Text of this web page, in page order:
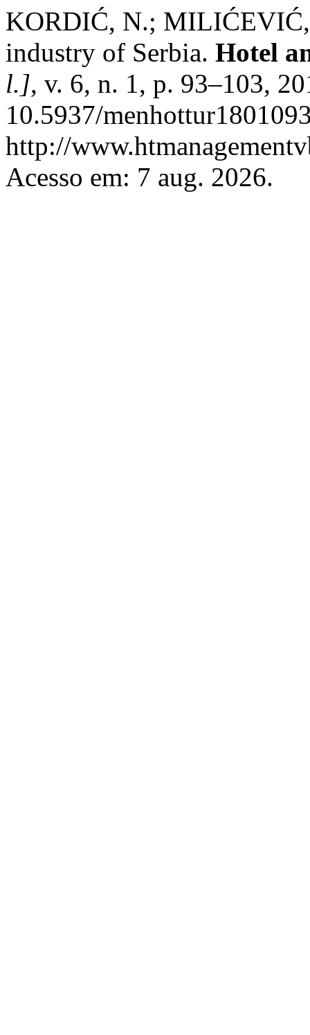
KORDIĆ, N.; MILIĆEVIĆ,
industry of Serbia. Hotel
l.], v. 6, n. 1, p. 93–103,
10.5937/
http://
Acesso em: 7 aug. 2026.